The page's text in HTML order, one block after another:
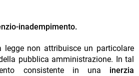
inadempimento.
legge non attribuisce un particolare
pubblica amministrazione. In tal
consistente in una inerzia